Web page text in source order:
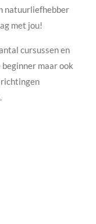
natuurliefhebber
met jou!
cursussen en
maar ook